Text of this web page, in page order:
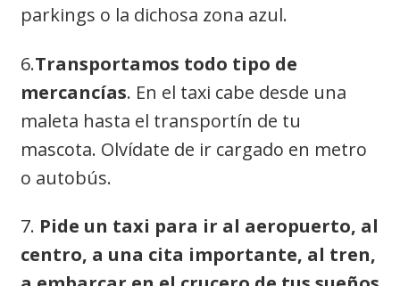
parkings o la dichosa zona azul.
6.Transportamos todo tipo de
mercancías. En el taxi cabe desde una
maleta hasta el transportín de tu
mascota. Olvídate de ir cargado en metro
o autobús.
7. Pide un taxi para ir al aeropuerto, al
centro, a una cita importante, al tren,